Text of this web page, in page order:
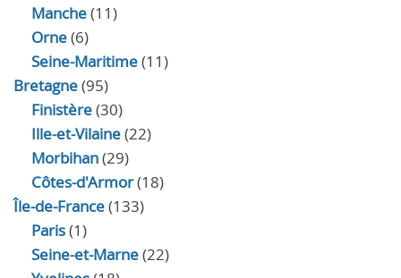
Manche(11)
Orne(6)
Seine-Maritime(11)
Bretagne(95)
Finistère(30)
Ille-et-Vilaine(22)
Morbihan(29)
Côtes-d'Armor(18)
Île-de-France(133)
Paris(1)
Seine-et-Marne(22)